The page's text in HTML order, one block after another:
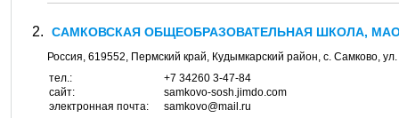
САМКОВСКАЯ ОБЩЕОБРАЗОВАТЕЛЬНАЯ ШКОЛА,
Россия, 619552, Пермский край, Кудымкарский район, с. Самково, ул.
тел.:
+7 34260 3-47-84
сайт:
samkovo-sosh.jimdo.com
электронная почта:
samkovo@mail.ru